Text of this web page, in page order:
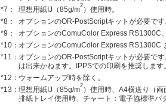
*7：
理想用紙IJ（85g/m2 ）使用時。
*8：
オプションのOR-PostScriptキットが必要で
*9：
オプションのComuColor Express RS1300C
*10： オプションのComuColor Express RS1300C
*11： オプションのOR-PostScriptキットが必要で
は出来かねます。IPPSでの印刷を推奨します。
*12： ウォームアップ時を除く。
*13：理想用紙IJ（85g/m2 ）使用時、A4横送り（
排紙トレイ使用時、チャート：電子協標準パ